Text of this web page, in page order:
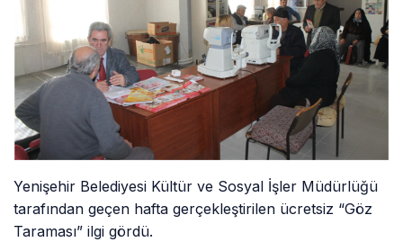
Yenişehir Belediyesi Kültür ve Sosyal İşler Müdürlüğü
tarafından geçen hafta gerçekleştirilen ücretsiz “Göz
Taraması” ilgi gördü.